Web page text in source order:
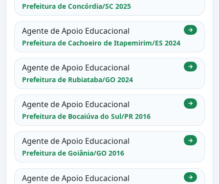
Prefeitura de Concórdia/SC 2025
Agente de Apoio Educacional
Prefeitura de Cachoeiro de Itapemirim/ES 2024
→
Agente de Apoio Educacional
Prefeitura de Rubiataba/GO 2024
→
Agente de Apoio Educacional
Prefeitura de Bocaiúva do Sul/PR 2016
→
Agente de Apoio Educacional
Prefeitura de Goiânia/GO 2016
→
Agente de Apoio Educacional →